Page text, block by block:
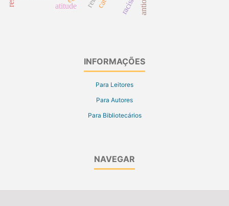
atitude
INFORMAÇÕES
Para Leitores
Para Autores
Para Bibliotecários
NAVEGAR